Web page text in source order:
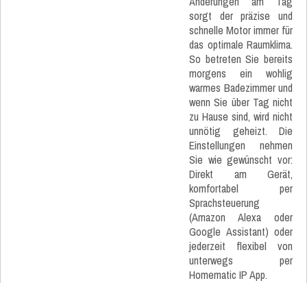
sorgt der präzise und
schnelle Motor immer für
das optimale Raumklima.
So betreten Sie bereits
morgens ein wohlig
warmes Badezimmer und
wenn Sie über Tag nicht
zu Hause sind, wird nicht
unnötig geheizt. Die
Einstellungen nehmen
Sie wie gewünscht vor:
Direkt am Gerät,
komfortabel per
Sprachsteuerung
(Amazon Alexa oder
Google Assistant) oder
jederzeit flexibel von
unterwegs per
Homematic IP App.